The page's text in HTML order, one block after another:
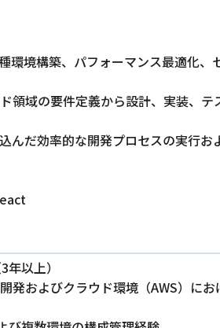
環境構築、パフォーマンス最適化、
領域の要件定義から設計、実装、
んだ効率的な開発プロセスの実行お
以上）
発およびクラウド環境（AWS）にお